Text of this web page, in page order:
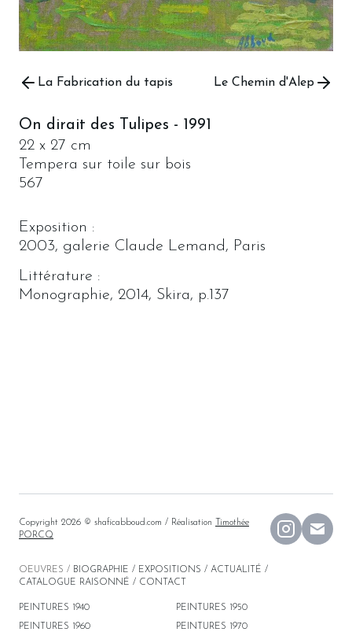
On dirait des Tulipes - 1991
22 x 27 cm
Tempera sur toile sur bois
567
Exposition :
2003, galerie Claude Lemand, Paris
Littérature :
Monographie, 2014, Skira, p.137
La Fabrication du tapis Le Chemin d'Alep
Copyright 2026 © shaficabboud.com / Réalisation
Timothée
PORCQ
OEUVRES / BIOGRAPHIE / EXPOSITIONS / ACTUALITÉ /
CATALOGUE RAISONNÉ / CONTACT
PEINTURES 1940 PEINTURES 1950
PEINTURES 1960 PEINTURES 1970